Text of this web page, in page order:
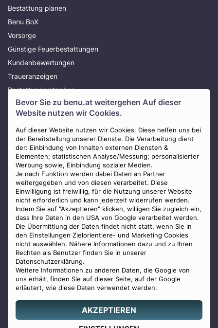
Bevor Sie zu benu.at weitergehen Auf dieser
Website nutzen wir Cookies.
Auf dieser Website nutzen wir Cookies. Diese helfen uns bei
der Bereitstellung unserer Dienste. Die Verarbeitung dient
der: Einbindung von Inhalten externen Diensten &
Elementen; statistischen Analyse/Messung; personalisierter
Werbung sowie, Einbindung sozialer Medien.
Je nach Funktion werden dabei Daten an Partner
weitergegeben und von diesen verarbeitet. Diese
Einwilligung ist freiwillig, für die Nutzung unserer Website
nicht erforderlich und kann jederzeit widerrufen werden.
Indem Sie auf "Akzeptieren" klicken, willigen Sie zugleich ein,
dass Ihre Daten in den USA von Google verarbeitet werden.
Die Übermittlung der Daten findet nicht statt, wenn Sie in
den Einstellungen Zielorientiere- und Marketing Cookies
nicht auswählen. Nähere Informationen dazu und zu Ihren
Rechten als Benutzer finden Sie in unserer
Datenschutzerklärung.
Weitere Informationen zu anderen Daten, die Google von
uns erhält, finden Sie auf dieser Seite, auf der Google
erläutert, wie diese Daten verwendet werden.
AKZEPTIEREN
Bestattung planen
Benu BoX
Vorsorge
Günstige Feuerbestattungen
Kundenbewertungen
Traueranzeigen
Bestattungsratgeber
Über uns
Presse
AGB
Impressum
Datenschutz
Widerrufsbelehrung
Zahlungsmöglichkeiten
Staatlich geprüfter
© 2026 Benu GmbH. Alle Rechte vorbehalten.